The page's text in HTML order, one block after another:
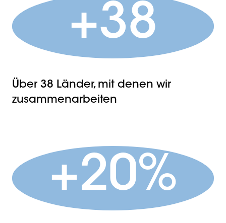
+38
Über 38 Länder, mit denen wir
zusammenarbeiten
+20%